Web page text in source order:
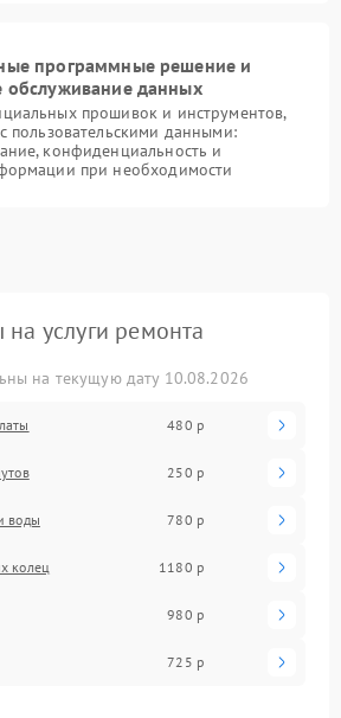
программные решение и
обслуживание данных
прошивок и инструментов,
пользовательскими данными:
конфиденциальность и
при необходимости
услуги ремонта
на текущую дату 10.08.2026
480 р
250 р
воды 780 р
колец 1180 р
980 р
725 р